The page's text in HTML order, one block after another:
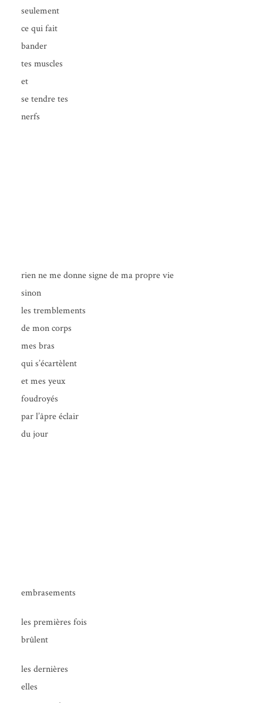
seulement
ce qui fait
bander
tes muscles
et
se tendre tes
nerfs
rien ne me donne signe de ma propre vie
sinon
les tremblements
de mon corps
mes bras
qui s’écartèlent
et mes yeux
foudroyés
par l’âpre éclair
du jour
embra­se­ments
les pre­mières fois
brûlent
les der­nières
elles